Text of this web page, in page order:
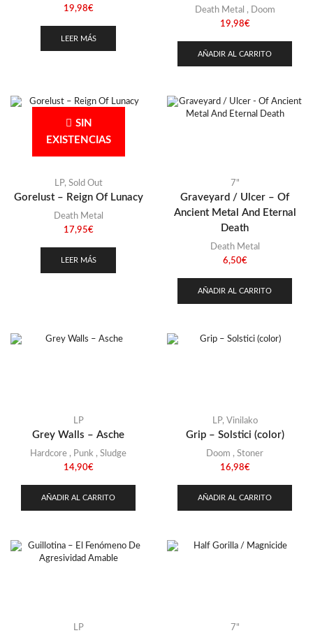
19,98€
LEER MÁS
Death Metal , Doom
19,98€
AÑADIR AL CARRITO
SIN
EXISTENCIAS
LP, Sold Out
Gorelust – Reign Of Lunacy
Death Metal
17,95€
LEER MÁS
7"
Graveyard / Ulcer – Of
Ancient Metal And Eternal
Death
Death Metal
6,50€
AÑADIR AL CARRITO
LP
Grey Walls – Asche
Hardcore , Punk , Sludge
14,90€
AÑADIR AL CARRITO
LP, Vinilako
Grip – Solstici (color)
Doom , Stoner
16,98€
AÑADIR AL CARRITO
LP 7"